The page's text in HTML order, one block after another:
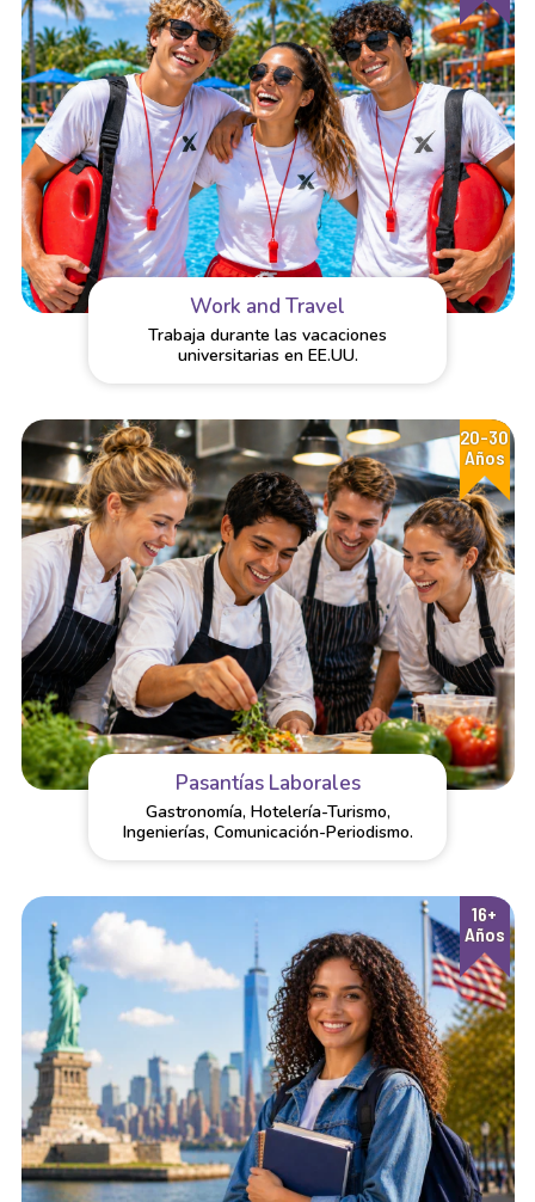
Work and Travel
Trabaja durante las vacaciones
universitarias en EE.UU.
20-30
Años
Pasantías Laborales
Gastronomía, Hotelería-Turismo,
Ingenierías, Comunicación-Periodismo.
16+
Años